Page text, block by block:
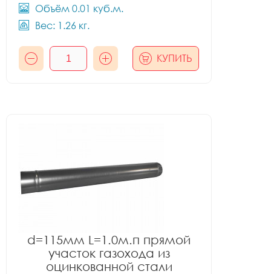
Объём 0.01 куб.м.
Вес: 1.26 кг.
КУПИТЬ
d=115мм L=1.0м.п прямой
участок газохода из
оцинкованной стали